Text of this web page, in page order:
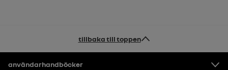
tillbaka till toppen
Footer
användarhandböcker